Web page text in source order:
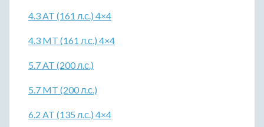
4.3 AT (161 л.с.) 4×4
4.3 MT (161 л.с.) 4×4
5.7 AT (200 л.с.)
5.7 MT (200 л.с.)
6.2 AT (135 л.с.) 4×4